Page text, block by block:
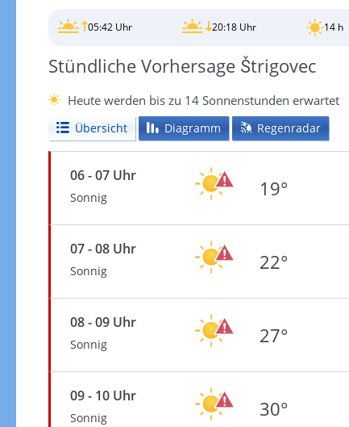
05:42 Uhr 20:18 Uhr 14 h
Stündliche Vorhersage Štrigovec
Heute werden bis zu 14 Sonnenstunden erwartet
Übersicht Diagramm Regenradar
06 - 07 Uhr
Sonnig 19°
07 - 08 Uhr
Sonnig 22°
08 - 09 Uhr
Sonnig 27°
09 - 10 Uhr
Sonnig 30°